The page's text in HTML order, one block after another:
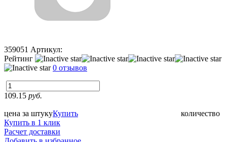
359051 Артикул:
Рейтинг
0 отзывов
109.15 руб.
цена за штуку количество
Купить
Купить в 1 клик
Расчет доставки